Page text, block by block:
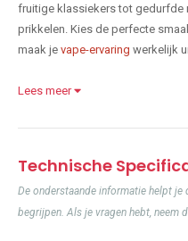
fruitige klassiekers tot gedurfde
prikkelen. Kies de perfecte
maak je vape-ervaring werkelijk
Lees meer
Technische
De onderstaande informatie helpt
begrijpen. Als je vragen hebt, neem